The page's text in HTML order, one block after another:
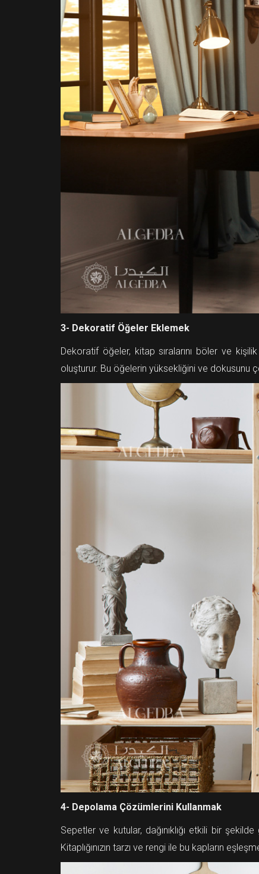
3- Dekoratif Öğeler Eklemek
Dekoratif öğeler, kitap sıralarını böler ve
oluşturur. Bu öğelerin yüksekliğini ve dokusunu
4- Depolama Çözümlerini Kullanmak
Sepetler ve kutular, dağınıklığı etkili bir
Kitaplığınızın tarzı ve rengi ile bu kapların